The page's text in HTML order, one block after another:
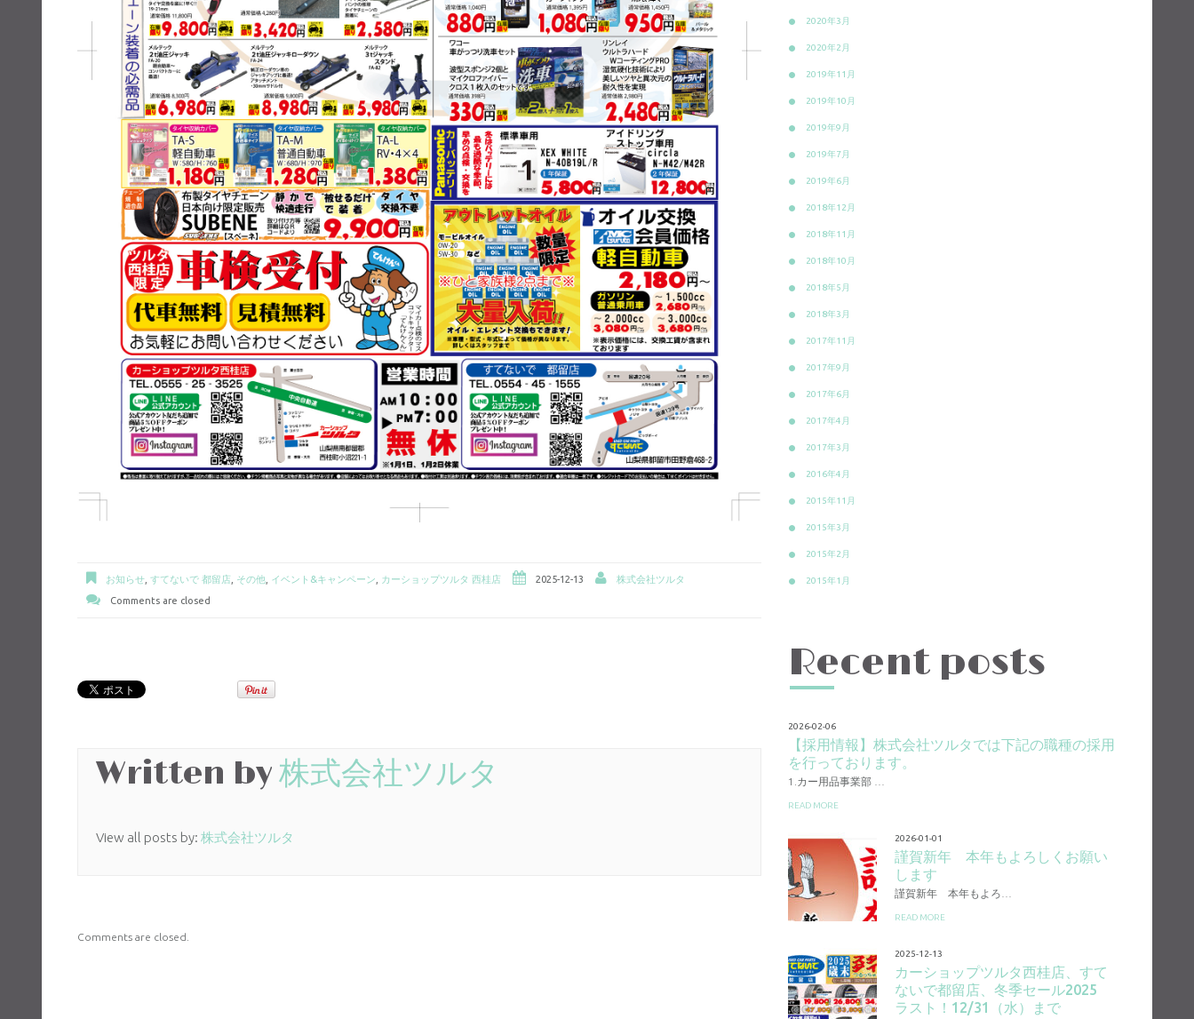
お知らせ すてないで 都留店 その他 イベント&キャンペーン カーショップツルタ 西桂店 2025-12-13
株式会社ツルタ
Comments are closed
Written by株式会社ツルタ
View all posts by: 株式会社ツルタ
Comments are closed.
2020年3月
2020年2月
2019年11月
2019年10月
2019年9月
2019年7月
2019年6月
2018年12月
2018年11月
2018年10月
2018年5月
2018年3月
2017年11月
2017年9月
2017年6月
2017年4月
2017年3月
2016年4月
2015年11月
2015年3月
2015年2月
2015年1月
Recent posts
2026-02-06
【採用情報】株式会社ツルタでは下記の職種の採用
を行っております。
1.カー用品事業部 …
READ MORE
2026-01-01
謹賀新年 本年もよろしくお願い
します
謹賀新年 本年もよろ…
READ MORE
2025-12-13
カーショップツルタ西桂店、すて
ないで都留店、冬季セール2025
ラスト！12/31（水）まで